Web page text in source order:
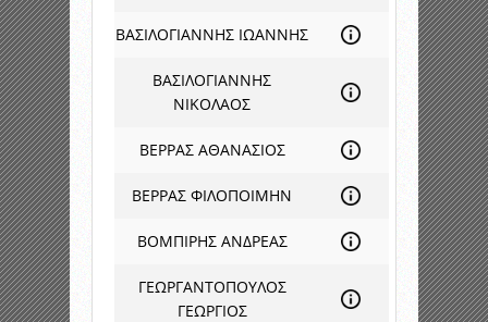
ΒΑΣΙΛΟΓΙΑΝΝΗΣ ΙΩΑΝΝΗΣ
ΒΑΣΙΛΟΓΙΑΝΝΗΣ
ΝΙΚΟΛΑΟΣ
ΒΕΡΡΑΣ ΑΘΑΝΑΣΙΟΣ
ΒΕΡΡΑΣ ΦΙΛΟΠΟΙΜΗΝ
ΒΟΜΠΙΡΗΣ ΑΝΔΡΕΑΣ
ΓΕΩΡΓΑΝΤΟΠΟΥΛΟΣ
ΓΕΩΡΓΙΟΣ